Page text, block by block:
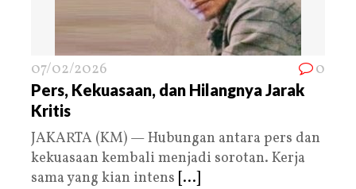
07/02/2026 0
Pers, Kekuasaan, dan Hilangnya Jarak
Kritis
JAKARTA (KM) — Hubungan antara pers dan
kekuasaan kembali menjadi sorotan. Kerja
sama yang kian intens [...]